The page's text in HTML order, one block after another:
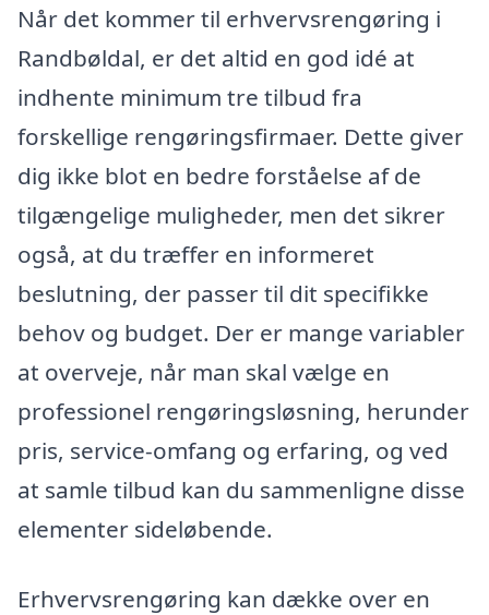
Når det kommer til erhvervsrengøring i
Randbøldal, er det altid en god idé at
indhente minimum tre tilbud fra
forskellige rengøringsfirmaer. Dette giver
dig ikke blot en bedre forståelse af de
tilgængelige muligheder, men det sikrer
også, at du træffer en informeret
beslutning, der passer til dit specifikke
behov og budget. Der er mange variabler
at overveje, når man skal vælge en
professionel rengøringsløsning, herunder
pris, service-omfang og erfaring, og ved
at samle tilbud kan du sammenligne disse
elementer sideløbende.
Erhvervsrengøring kan dække over en